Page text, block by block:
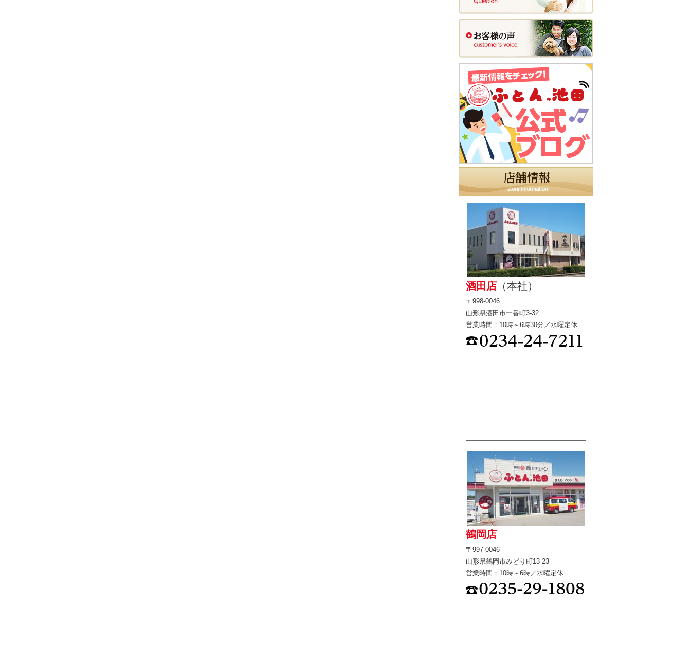
酒田店 （本社）
〒998-0046
山形県酒田市一番町3-32
営業時間：10時～6時30分／水曜定休
鶴岡店
〒997-0046
山形県鶴岡市みどり町13-23
営業時間：10時～6時／水曜定休